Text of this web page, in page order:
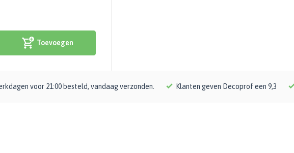
Toevoegen
voor 21:00 besteld, vandaag verzonden. Klanten geven Decoprof een 9,3